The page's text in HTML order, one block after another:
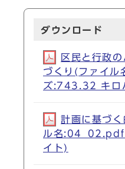
ダウンロード
区民と行政
づくり(ファイ
ズ:743.32 キロ
計画に基づ
ル名
イト)